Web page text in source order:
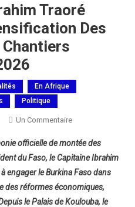
Traoré
Des
En Afrique
Politique
Un CommentaireSur
Faso
:
Ibrahim
Traoré
Annonce
officielle de montée des
du Faso, le Capitaine Ibrahim
engager le Burkina Faso dans
des réformes économiques,
le Palais de Koulouba, le